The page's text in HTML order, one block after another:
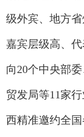
级外宾、地方
嘉宾层级高、
向20个中央部
贸发局等11家
西精准邀约全